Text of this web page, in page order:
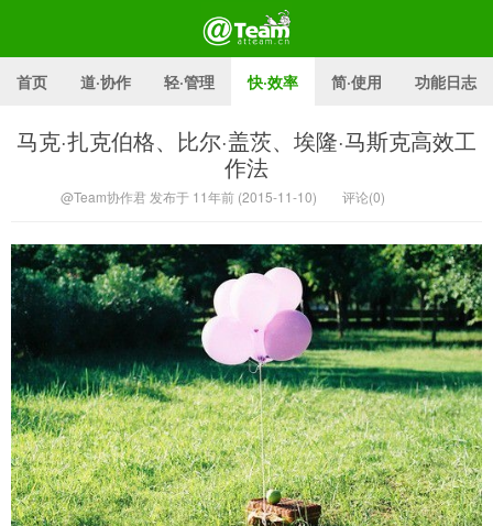
@Team官方博客
首页 道·协作 轻·管理 快·效率 简·使用 功能日志
马克·扎克伯格、比尔·盖茨、埃隆·马斯克高效工
作法
@Team协作君 发布于 11年前 (2015-11-10) 评论(0)